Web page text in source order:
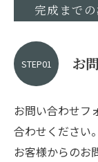
完成まで
お
STEP01
お問い合わせフ
合わせください。
お客様からのお